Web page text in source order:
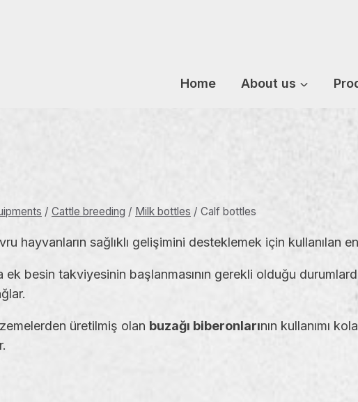
Home About us
/ Cattle breeding / Milk bottles / Calf bottles
hayvanların sağlıklı gelişimini desteklemek için kullanılan
besin takviyesinin başlanmasının gerekli olduğu
üretilmiş olan buzağı biberonlarının kullanımı